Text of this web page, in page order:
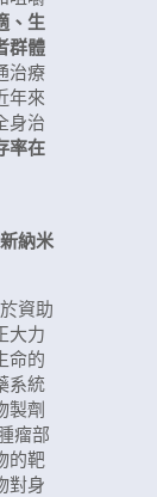
、生
群體
治療
年來
身治
率在
納米
資助
大力
命的
系統
製劑
瘤部
的靶
對身